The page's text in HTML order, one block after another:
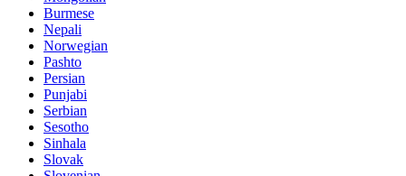
Burmese
Nepali
Norwegian
Pashto
Persian
Punjabi
Serbian
Sesotho
Sinhala
Slovak